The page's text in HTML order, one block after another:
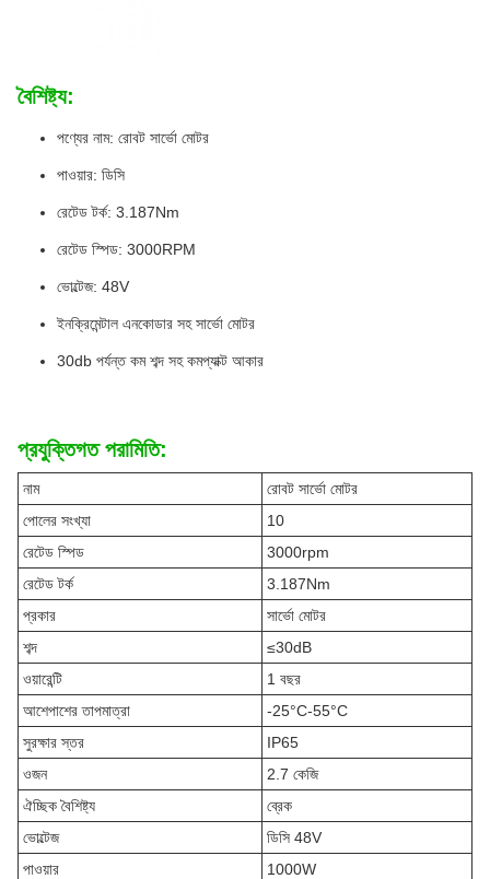
বৈশিষ্ট্য:
পণ্যের নাম: রোবট সার্ভো মোটর
পাওয়ার: ডিসি
রেটেড টর্ক: 3.187Nm
রেটেড স্পিড: 3000RPM
ভোল্টেজ: 48V
ইনক্রিমেন্টাল এনকোডার সহ সার্ভো মোটর
30db পর্যন্ত কম শব্দ সহ কমপ্যাক্ট আকার
প্রযুক্তিগত পরামিতি:
নাম
রোবট সার্ভো মোটর
পোলের সংখ্যা
10
রেটেড স্পিড
3000rpm
রেটেড টর্ক
3.187Nm
প্রকার
সার্ভো মোটর
শব্দ
≤30dB
ওয়ারেন্টি
1 বছর
আশেপাশের তাপমাত্রা
-25°C-55°C
সুরক্ষার স্তর
IP65
ওজন
2.7 কেজি
ঐচ্ছিক বৈশিষ্ট্য
ব্রেক
ভোল্টেজ
ডিসি 48V
পাওয়ার
1000W